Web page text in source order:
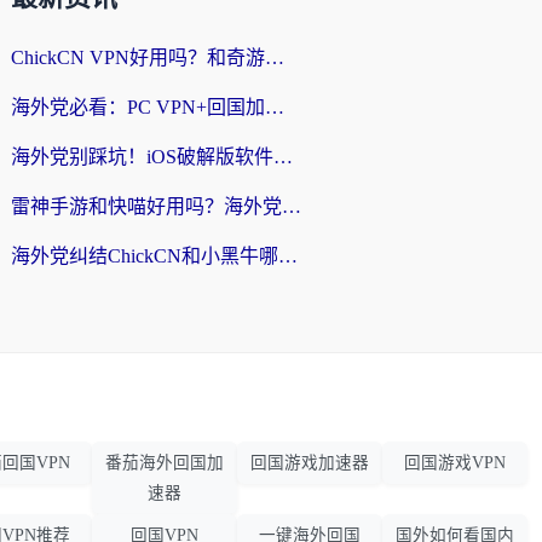
ChickCN VPN好用吗？和奇游手游VPN对比哪个回国效果更好？海外党亲测实用指南
海外党必看：PC VPN+回国加速器怎么选？无缝访问国内资源全攻略
海外党别踩坑！iOS破解版软件不可靠？教你选对回国加速器无缝看国内资源
雷神手游和快喵好用吗？海外党亲测5款回国加速器，附斧牛Bling对比+微信视频号解决办法
海外党纠结ChickCN和小黑牛哪个好？一篇帮你选对回国加速器的实用指南
国VPN
番茄海外回国加
速器
回国游戏加速器 回国游戏VPN
推荐 回国VPN 一键海外回国 国外如何看国内